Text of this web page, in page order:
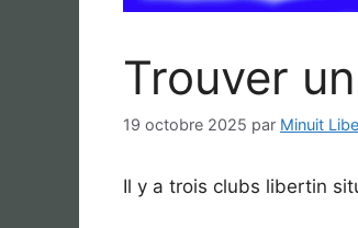
Trouver
19 octobre 2025 par Minuit
Il y a trois clubs libertin